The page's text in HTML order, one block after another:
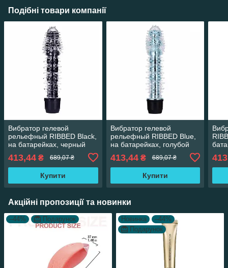
Подібні товари компанії
Вибратор гелевой
рельефный RIBBED Black,
на батарейках, черный
413,44 ₴ 689,07 ₴
Купити
Вибратор гелевой
рельефный RIBBED Blue,
на батарейках, голубой
413,44₴ 689,07 ₴
Купити
Акційні пропозиції та новинки
–44% Подарунок Новинка
–44%
Подарунок